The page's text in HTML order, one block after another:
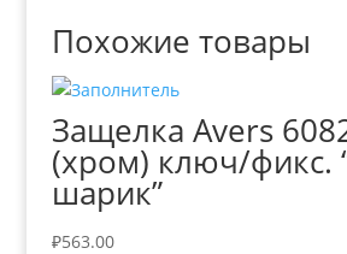
Похожие товары
Защелка Avers
(хром) ключ/фикс.
шарик”
₽563.00